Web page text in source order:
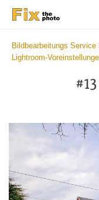
Bildbearbeitungs Service
Lightroom-